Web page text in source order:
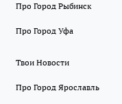
Про Город Рыбинск
Про Город Уфа
Твои Новости
Про Город Ярославль